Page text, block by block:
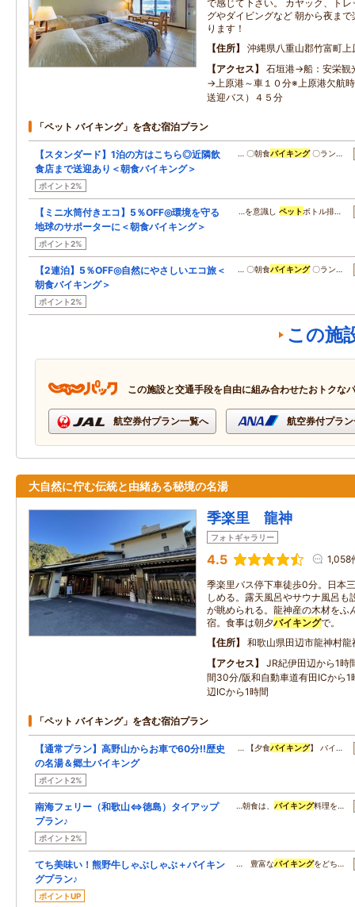
で感じて下さい。 カヤック、ト
グやダイビングなど 朝から夜ま
ります！
住所
沖縄県八重山郡竹富町上
アクセス
石垣港→船：安栄観
→上原港～車１０分※上原港欠航
送迎バス）４５分
「ペット バイキング」を含む宿泊プラン
【スタンダード】1泊の方はこちら◎近隣飲
食店まで送迎あり＜朝食バイキング＞
ポイント2%
… 〇朝食バイキング〇ラン…
【ミニ水筒付きエコ】5％OFF◎環境を守る
地球のサポーターに＜朝食バイキング＞
ポイント2%
…を意識しペット ボトル排…
【2連泊】5％OFF◎自然にやさしいエコ旅＜
朝食バイキング＞
ポイント2%
… 〇朝食バイキング〇ラン…
この施
この施設と交通手段を自由に組み合わせたおトクな
航空券付プラン一覧へ 航空券付プラ
大自然に佇む伝統と由緒ある秘境の名湯
季楽里 龍神
フォトギャラリー
4.5 1,058
季楽里バス停下車徒歩0分。日本
しめる。露天風呂やサウナ風呂も
が眺められる。龍神産の木材をふ
宿。食事は朝夕バイキングで。
住所
和歌山県田辺市龍神村龍
アクセス
JR紀伊田辺から1時
間30分/阪和自動車道有田ICから
辺ICから1時間
「ペット バイキング」を含む宿泊プラン
【通常プラン】高野山からお車で60分!!歴史
の名湯＆郷土バイキング
ポイント2%
… 【夕食バイキング】 バイ…
南海フェリー（和歌山⇔徳島）タイアップ
プラン♪
ポイント2%
…朝食は、 バイキング料理を…
てち美味い！熊野牛しゃぶしゃぶ＋バイキン
グプラン♪
ポイントUP
… 豊富なバイキングをどち…